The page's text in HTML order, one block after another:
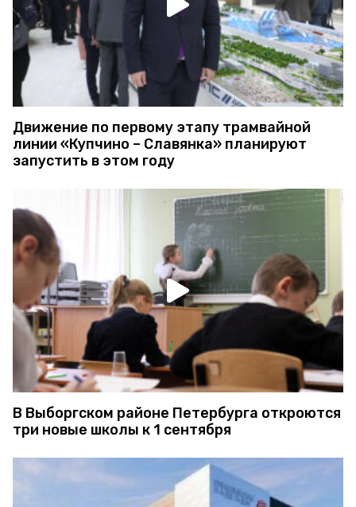
Движение по первому этапу трамвайной
линии «Купчино – Славянка» планируют
запустить в этом году
В Выборгском районе Петербурга откроются
три новые школы к 1 сентября